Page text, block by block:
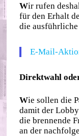
Wir rufen
für den Erhalt
die
E-Mail-
Direktwahl
Wie sollen die
damit der
die brennende
an der